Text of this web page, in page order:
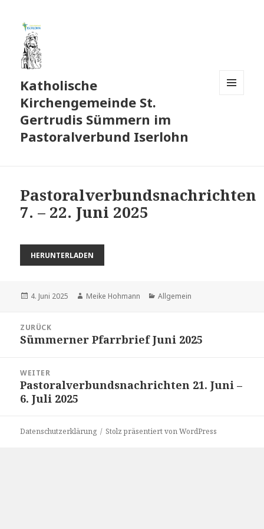
Katholische
Kirchengemeinde St.
Gertrudis Sümmern im
Pastoralverbund Iserlohn
Pastoralverbundsnachrichten
7. – 22. Juni 2025
HERUNTERLADEN
Veröffentlicht
4. Juni 2025 Autor
Meike Hohmann Kategorien
Allgemein
ZURÜCK
Vorheriger
Sümmerner Pfarrbrief Juni 2025
WEITER
Nächster
Beitrag:
Pastoralverbundsnachrichten 21. Juni –
6. Juli 2025
Datenschutzerklärung Stolz präsentiert von WordPress